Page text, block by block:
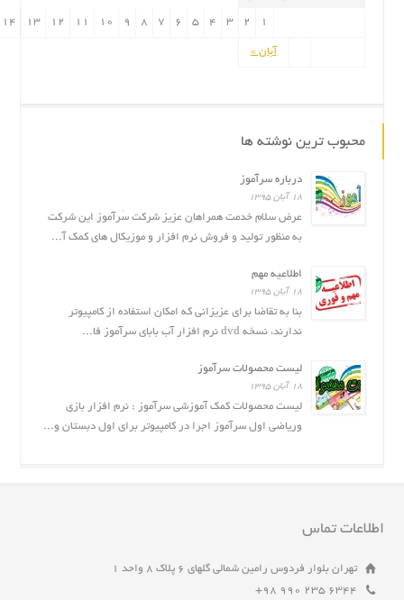
آبان »
1
2
3
4
5
6
7
8
9
10
11
12
13
14
محبوب ترین نوشته ها
درباره سرآموز
۱۸ آبان ۱۳۹۵
عرض سلام خدمت همراهان عزیز شرکت سَرآموز این شرکت
به منظور تولید و فروش نرم افزار و موزیکال های کمک آ...
اطلاعیه مهم
۱۸ آبان ۱۳۹۵
بنا به تقاضا برای عزیزانی که امکان استفاده از کامپیوتر
ندارند، نسخه dvd نرم افزار آب بابای سرآموز فا...
لیست محصولات سرآموز
۱۸ آبان ۱۳۹۵
لیست محصولات کمک آموزشی سرآموز : نرم افزار بازى
وریاضی اول سرآموز اجرا در کامپیوتر برای اول دبستان و...
اطلاعات تماس
تهران بلوار فردوس رامین شمالی گلهای ۶ پلاک ۸ واحد ۱
6344 235 990 98+